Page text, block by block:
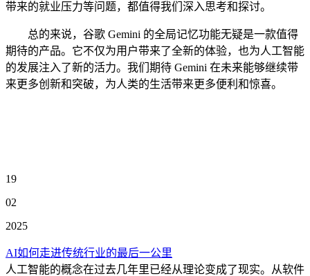
带来的就业压力等问题，都值得我们深入思考和探讨。
总的来说，谷歌 Gemini 的全局记忆功能无疑是一款值得
期待的产品。它不仅为用户带来了全新的体验，也为人工智能
的发展注入了新的活力。我们期待 Gemini 在未来能够继续带
来更多创新和突破，为人类的生活带来更多便利和惊喜。
19
02
2025
AI如何走进传统行业的最后一公里
人工智能的概念在过去几年里已经从理论变成了现实。从软件